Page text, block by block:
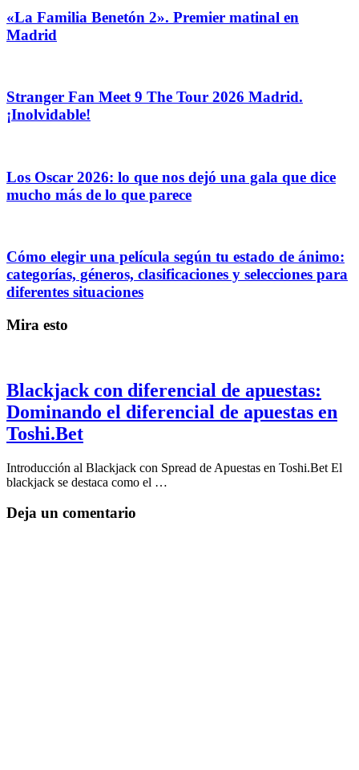
«La Familia Benetón 2». Premier matinal en
Madrid
Stranger Fan Meet 9 The Tour 2026 Madrid.
¡Inolvidable!
Los Oscar 2026: lo que nos dejó una gala que dice
mucho más de lo que parece
Cómo elegir una película según tu estado de ánimo:
categorías, géneros, clasificaciones y selecciones para
diferentes situaciones
Mira esto
Blackjack con diferencial de apuestas:
Dominando el diferencial de apuestas en
Toshi.Bet
Introducción al Blackjack con Spread de Apuestas en Toshi.Bet El
blackjack se destaca como el …
Deja un comentario